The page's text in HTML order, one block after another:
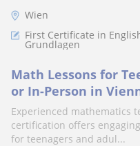
Wien
First Certificate in
Grundlagen
Math Lessons for
or In-Person in
Experienced mathematics
certification offers
for teenagers and adul...